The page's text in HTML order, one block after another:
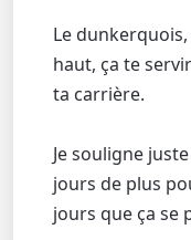
Le
haut, ça te
ta carrière.
Je souligne
jours de plus
jours que ça se